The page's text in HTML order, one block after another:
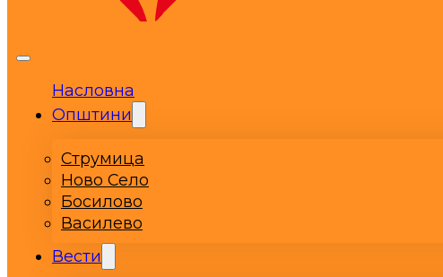
Насловна
Општини
Струмица
Ново Село
Босилово
Василево
Вести